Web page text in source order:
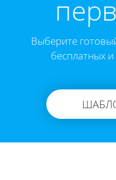
Выберите
бесплатных